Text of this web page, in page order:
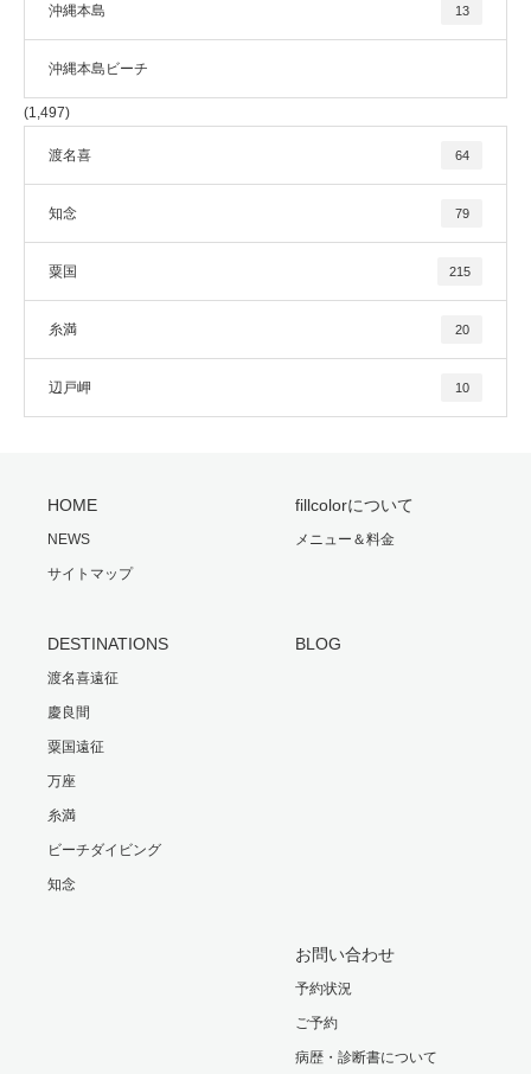
沖縄本島 13
沖縄本島ビーチ
(1,497)
渡名喜 64
知念 79
粟国 215
糸満 20
辺戸岬 10
HOME
NEWS
サイトマップ
fillcolorについて
メニュー＆料金
DESTINATIONS
渡名喜遠征
慶良間
粟国遠征
万座
糸満
ビーチダイビング
知念
BLOG
お問い合わせ
予約状況
ご予約
病歴・診断書について